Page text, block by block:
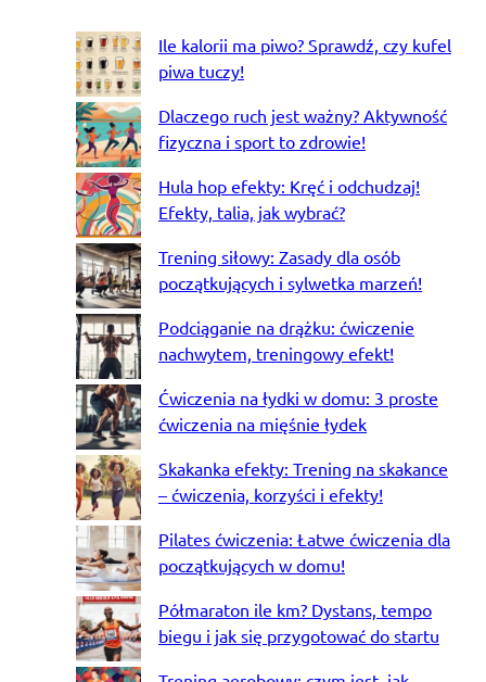
Ile kalorii ma piwo? Sprawdź, czy kufel
piwa tuczy!
Dlaczego ruch jest ważny? Aktywność
fizyczna i sport to zdrowie!
Hula hop efekty: Kręć i odchudzaj!
Efekty, talia, jak wybrać?
Trening siłowy: Zasady dla osób
początkujących i sylwetka marzeń!
Podciąganie na drążku: ćwiczenie
nachwytem, treningowy efekt!
Ćwiczenia na łydki w domu: 3 proste
ćwiczenia na mięśnie łydek
Skakanka efekty: Trening na skakance
– ćwiczenia, korzyści i efekty!
Pilates ćwiczenia: Łatwe ćwiczenia dla
początkujących w domu!
Półmaraton ile km? Dystans, tempo
biegu i jak się przygotować do startu